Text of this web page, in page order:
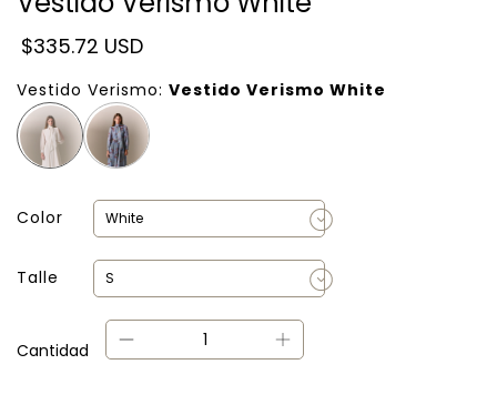
$335.72 USD
Vestido Verismo: Vestido Verismo White
Color
Talle
Cantidad